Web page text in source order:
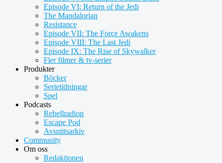
Episode VI: Return of the Jedi
The Mandalorian
Resistance
Episode VII: The Force Awakens
Episode VIII: The Last Jedi
Episode IX: The Rise of Skywalker
Fler filmer & tv-serier
Produkter
Böcker
Serietidningar
Spel
Podcasts
Rebellradion
Escape Pod
Avsnittsarkiv
Community
Om oss
Redaktionen